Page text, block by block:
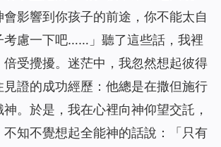
會影響到你孩子的前途，你不能太自
考慮一下吧……」聽了這些話，我裡
受攪擾。迷茫中，我忽然想起彼得
證的成功經歷：他總是在撒但施行
。於是，我在心裡向神仰望交託，
知不覺想起全能神的話說：「 只有